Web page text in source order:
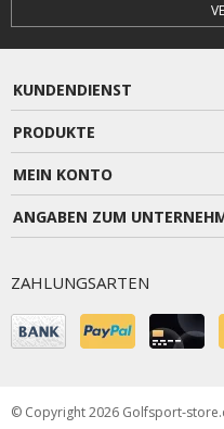
KUNDENDIENST
PRODUKTE
MEIN KONTO
ANGABEN ZUM
ZAHLUNGSARTEN
© Copyright 2026 Golfsport-